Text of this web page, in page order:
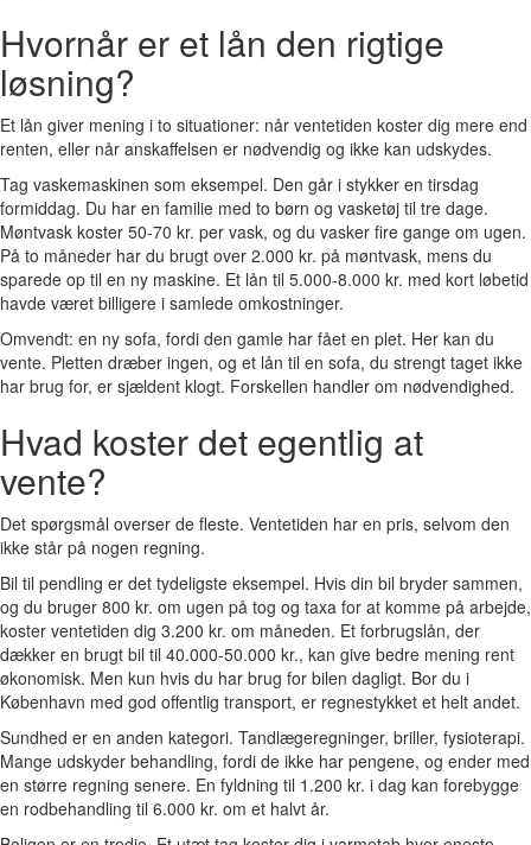
Hvornår er et lån den rigtige
løsning?
Et lån giver mening i to situationer: når ventetiden koster dig mere end
renten, eller når anskaffelsen er nødvendig og ikke kan udskydes.
Tag vaskemaskinen som eksempel. Den går i stykker en tirsdag
formiddag. Du har en familie med to børn og vasketøj til tre dage.
Møntvask koster 50-70 kr. per vask, og du vasker fire gange om ugen.
På to måneder har du brugt over 2.000 kr. på møntvask, mens du
sparede op til en ny maskine. Et lån til 5.000-8.000 kr. med kort løbetid
havde været billigere i samlede omkostninger.
Omvendt: en ny sofa, fordi den gamle har fået en plet. Her kan du
vente. Pletten dræber ingen, og et lån til en sofa, du strengt taget ikke
har brug for, er sjældent klogt. Forskellen handler om nødvendighed.
Hvad koster det egentlig at
vente?
Det spørgsmål overser de fleste. Ventetiden har en pris, selvom den
ikke står på nogen regning.
Bil til pendling er det tydeligste eksempel. Hvis din bil bryder sammen,
og du bruger 800 kr. om ugen på tog og taxa for at komme på arbejde,
koster ventetiden dig 3.200 kr. om måneden. Et forbrugslån, der
dækker en brugt bil til 40.000-50.000 kr., kan give bedre mening rent
økonomisk. Men kun hvis du har brug for bilen dagligt. Bor du i
København med god offentlig transport, er regnestykket et helt andet.
Sundhed er en anden kategori. Tandlægeregninger, briller, fysioterapi.
Mange udskyder behandling, fordi de ikke har pengene, og ender med
en større regning senere. En fyldning til 1.200 kr. i dag kan forebygge
en rodbehandling til 6.000 kr. om et halvt år.